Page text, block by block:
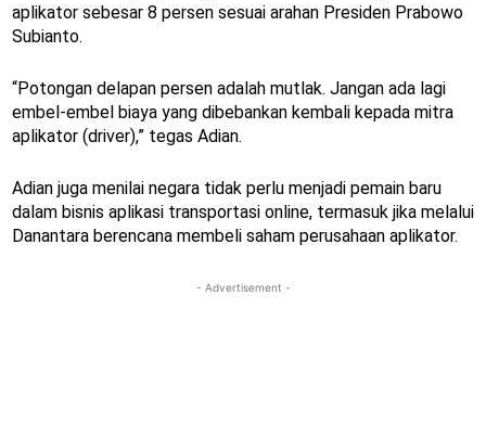
aplikator sebesar 8 persen sesuai arahan Presiden Prabowo
Subianto.
“Potongan delapan persen adalah mutlak. Jangan ada lagi
embel-embel biaya yang dibebankan kembali kepada mitra
aplikator (driver),” tegas Adian.
Adian juga menilai negara tidak perlu menjadi pemain baru
dalam bisnis aplikasi transportasi online, termasuk jika melalui
Danantara berencana membeli saham perusahaan aplikator.
- Advertisement -